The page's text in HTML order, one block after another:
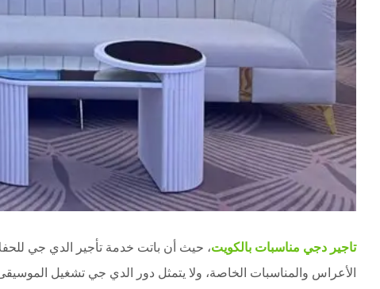
تاجير دجي مناسبات بالكويت، حيث أن باتت خدمة تأجير الدي جي
الأعراس والمناسبات الخاصة، ولا يتمثل دور الدي جي تشغيل